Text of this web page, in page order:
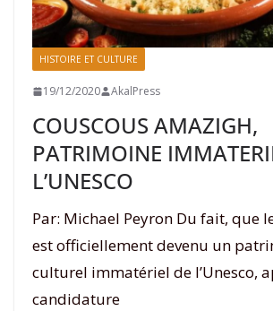
HISTOIRE ET CULTURE
19/12/2020 AkalPress
COUSCOUS AMAZIGH,
PATRIMOINE
L’UNESCO
Par: Michael Peyron Du fait, que
est officiellement devenu un
culturel immatériel de l’Unesco,
candidature